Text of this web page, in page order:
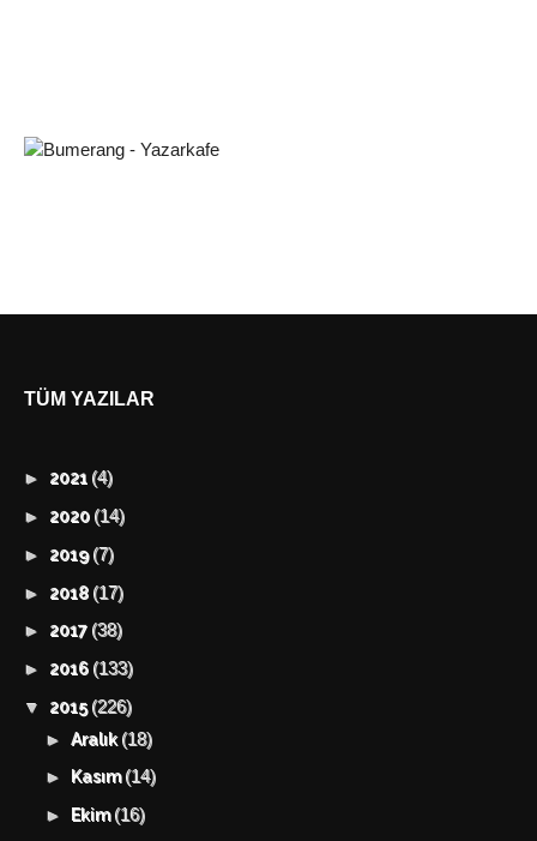
TÜM YAZILAR
► 2021 (4)
► 2020 (14)
► 2019(7)
► 2018 (17)
► 2017 (38)
► 2016 (133)
▼ 2015(226)
►Aralık(18)
► Kasım(14)
► Ekim(16)